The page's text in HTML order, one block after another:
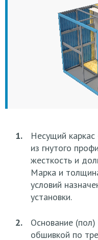
1.
Несущий каркас
из гнутого
жесткость и
Марка и
условий
установки.
2.
Основание
обшивкой по